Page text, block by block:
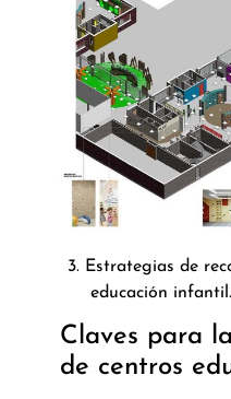
3. Estrategias de
educación
Claves para
de centros